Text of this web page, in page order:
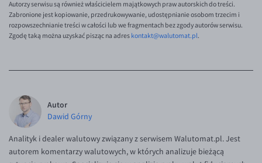
Autorzy serwisu są również właścicielem majątkowych praw autorskich do treści.
Zabronione jest kopiowanie, przedrukowywanie, udostępnianie osobom trzecim i
rozpowszechnianie treści w całości lub we fragmentach bez zgody autorów serwisu.
Zgodę taką można uzyskać pisząc na adres kontakt@walutomat.pl.
Autor
Dawid Górny
Analityk i dealer walutowy związany z serwisem Walutomat.pl. Jest
autorem komentarzy walutowych, w których analizuje bieżącą